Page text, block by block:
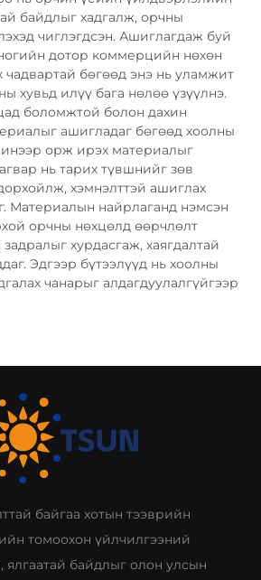
байдлыг хадгалж, орчны
чиглэгдсэн. Ашиглагдаж буй
дотор коммерцийн нөхөн
чадвартай бөгөөд энэ нь уламжит
хувьд илүү бага нөлөө үзүүлнэ.
боломжтой болон дахин
ашигладаг бөгөөд хоолны
орж ирэх материалыг
нь тарих түвшнийг зөв
хэмнэлттэй ашиглах
Материалын найрлаганд нэмсэн
орчны нөхцөлд өөрчлөлт
хурдасгаж, хаягдалтай
Эдгээр бүтээлүүд нь хоолны
чанарыг алдагдуулалгүйгээр
байгаа хотын тээврийн
томоохон үйлчилгээний
ялгаатай байдлыг олон улсын